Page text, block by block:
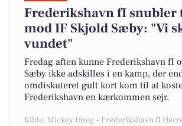
Frederikshavn fI snubler
mod IF Skjold Sæby: "Vi
vundet"
Fredag aften kunne Frederikshavn fI
Sæby ikke adskilles i en kamp, der
omdiskuteret gult kort kom til at
Frederikshavn en kærkommen sejr.
Kilde: Mickey Høeg - Frederikshavn fI